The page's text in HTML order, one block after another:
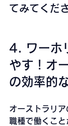
てみてくだ
4. ワーホ
やす！オ
の効率的
オーストラリ
職種で働くこ